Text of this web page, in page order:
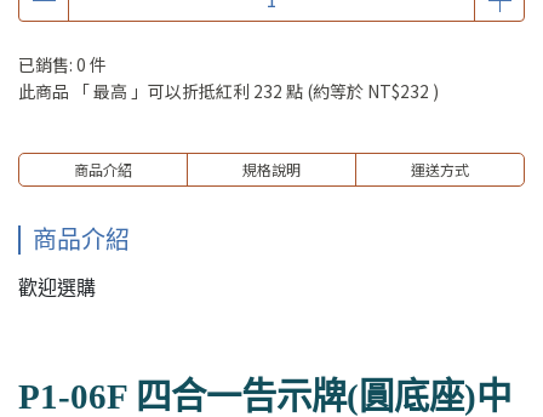
已銷售: 0 件
此商品 「 最高 」可以折抵紅利 232 點 (約等於 NT$232 )
商品介紹 規格說明 運送方式
商品介紹
歡迎選購
P1-06F 四合一告示牌(圓底座)中